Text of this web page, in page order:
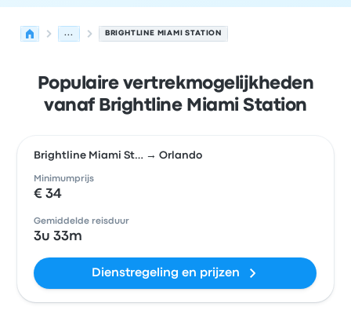
... BRIGHTLINE MIAMI STATION
Populaire vertrekmogelijkheden
vanaf Brightline Miami Station
Brightline Miami St… → Orlando
Minimumprijs
€ 34
Gemiddelde reisduur
3u 33m
Dienstregeling en prijzen